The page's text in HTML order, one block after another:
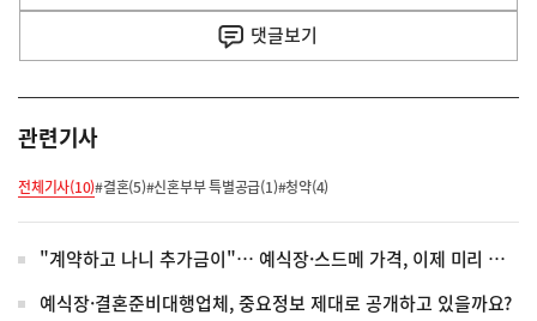
댓글보기
관련기사
전체기사(10)#결혼(5)#신혼부부 특별공급(1)#청약(4)
"계약하고 나니 추가금이"… 예식장·스드메 가격, 이제 미리 공개해야
예식장·결혼준비대행업체, 중요정보 제대로 공개하고 있을까요?